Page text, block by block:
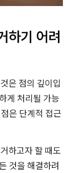
하기 어려
은 점의 깊이입
게 처리될 가능
은 단계적 접근
하고자 할 때도
것을 해결하려